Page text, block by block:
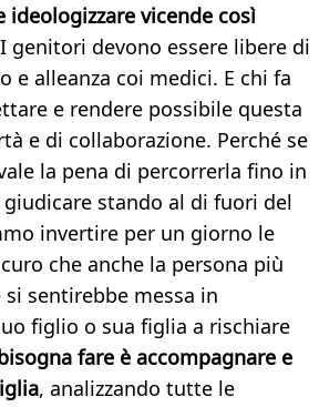
ideologizzare vicende così
genitori devono essere libere di
e alleanza coi medici. E chi fa
e rendere possibile questa
e di collaborazione. Perché se
la pena di percorrerla fino in
stando al di fuori del
invertire per un giorno le
che anche la persona più
si sentirebbe messa in
figlio o sua figlia a rischiare
fare è accompagnare e
, analizzando tutte le